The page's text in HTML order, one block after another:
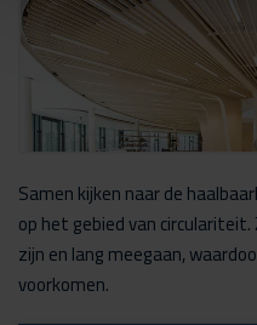
Samen kijken naar de
op het gebied van
zijn en lang meegaan,
voorkomen.